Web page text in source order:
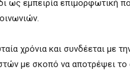
ως εμπειρία επιμορφωτική
χρόνια και συνδέεται
με σκοπό να αποτρέψει